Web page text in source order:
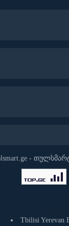
-
Tbilisi Yerevan